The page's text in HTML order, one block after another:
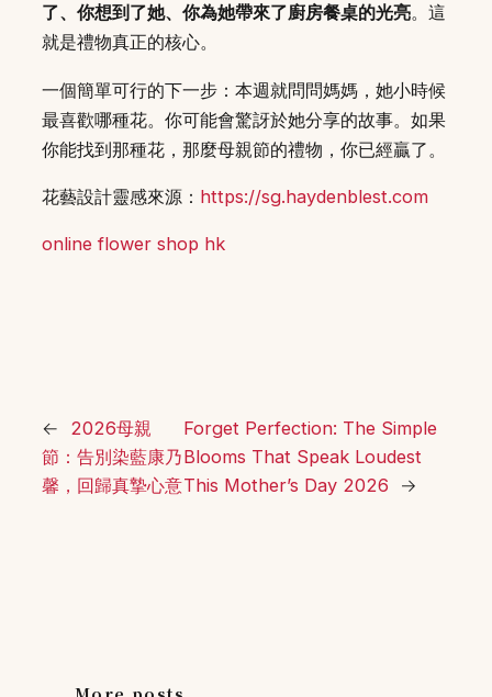
了、你想到了她、你為她帶來了廚房餐桌的光亮。這
就是禮物真正的核心。
一個簡單可行的下一步：本週就問問媽媽，她小時候
最喜歡哪種花。你可能會驚訝於她分享的故事。如果
你能找到那種花，那麼母親節的禮物，你已經贏了。
花藝設計靈感來源： https://sg.haydenblest.com
online flower shop hk
←
2026母親
節：告別染藍康乃
馨，回歸真摯心意
Forget Perfection: The Simple
Blooms That Speak Loudest
This Mother’s Day 2026
→